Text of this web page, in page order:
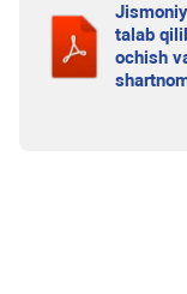
talab
ochish